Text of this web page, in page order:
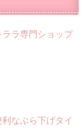
ラ専門ショップ
なぶら下げタイ